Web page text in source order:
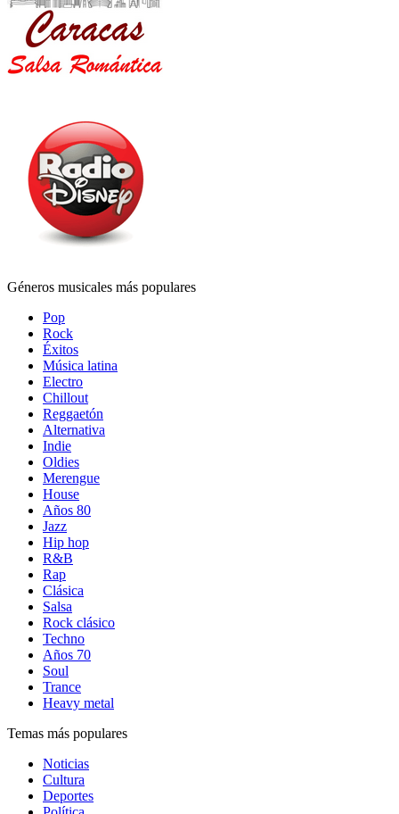
Géneros musicales más populares
Pop
Rock
Éxitos
Música latina
Electro
Chillout
Reggaetón
Alternativa
Indie
Oldies
Merengue
House
Años 80
Jazz
Hip hop
R&B
Rap
Clásica
Salsa
Rock clásico
Techno
Años 70
Soul
Trance
Heavy metal
Temas más populares
Noticias
Cultura
Deportes